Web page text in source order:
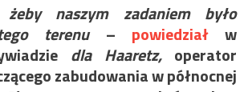
naszym zadaniem było
terenu– powiedziałw
dla Haaretz,operator
zabudowania w północnej